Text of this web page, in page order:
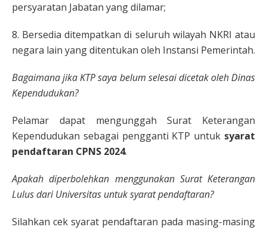
persyaratan Jabatan yang dilamar;
8. Bersedia ditempatkan di seluruh wilayah NKRI atau
negara lain yang ditentukan oleh Instansi Pemerintah.
Bagaimana jika KTP saya belum selesai dicetak oleh Dinas
Kependudukan?
Pelamar dapat mengunggah Surat Keterangan
Kependudukan sebagai pengganti KTP untuk syarat
pendaftaran CPNS 2024.
Apakah diperbolehkan menggunakan Surat Keterangan
Lulus dari Universitas untuk syarat pendaftaran?
Silahkan cek syarat pendaftaran pada masing-masing